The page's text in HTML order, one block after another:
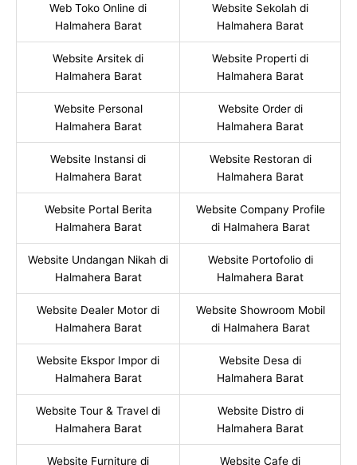
Web Toko Online di
Halmahera Barat
Website Sekolah di
Halmahera Barat
Website Arsitek di
Halmahera Barat
Website Properti di
Halmahera Barat
Website Personal
Halmahera Barat
Website Order di
Halmahera Barat
Website Instansi di
Halmahera Barat
Website Restoran di
Halmahera Barat
Website Portal Berita
Halmahera Barat
Website Company Profile
di Halmahera Barat
Website Undangan Nikah di
Halmahera Barat
Website Portofolio di
Halmahera Barat
Website Dealer Motor di
Halmahera Barat
Website Showroom Mobil
di Halmahera Barat
Website Ekspor Impor di
Halmahera Barat
Website Desa di
Halmahera Barat
Website Tour & Travel di
Halmahera Barat
Website Distro di
Halmahera Barat
Website Furniture di Website Cafe di